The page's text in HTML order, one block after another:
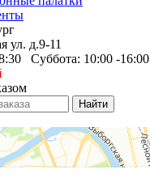
ул. д.9-11
Суббота: 10:00 -16:00